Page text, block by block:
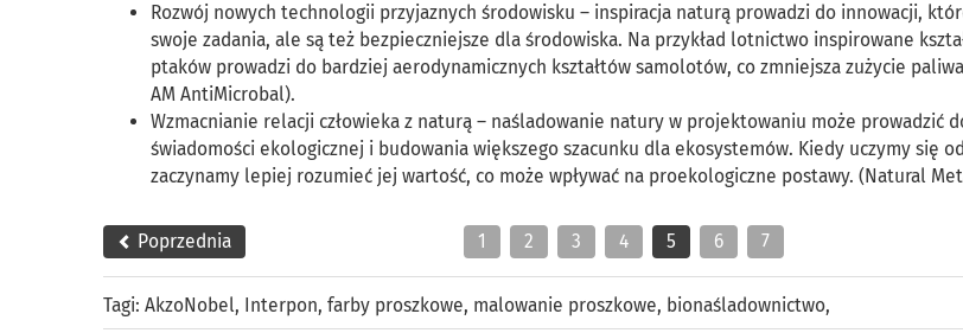
Rozwój nowych technologii przyjaznych środowisku – inspiracja naturą prowadzi do innowacji,
swoje zadania, ale są też bezpieczniejsze dla środowiska. Na przykład lotnictwo inspirowane
ptaków prowadzi do bardziej aerodynamicznych kształtów samolotów, co zmniejsza zużycie
AM AntiMicrobal).
Wzmacnianie relacji człowieka z naturą – naśladowanie natury w projektowaniu może prowadzić
świadomości ekologicznej i budowania większego szacunku dla ekosystemów. Kiedy uczymy się
zaczynamy lepiej rozumieć jej wartość, co może wpływać na proekologiczne postawy. (Natural
Poprzednia 1 2 3 4 5 6 7
Tagi: AkzoNobel, Interpon, farby proszkowe, malowanie proszkowe, bionaśladownictwo,